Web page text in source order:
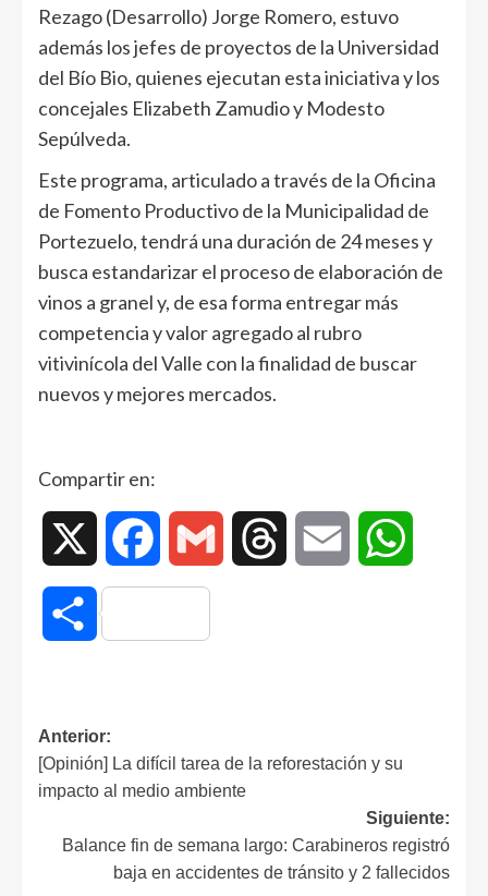
Rezago (Desarrollo) Jorge Romero, estuvo
además los jefes de proyectos de la Universidad
del Bío Bio, quienes ejecutan esta iniciativa y los
concejales Elizabeth Zamudio y Modesto
Sepúlveda.
Este programa, articulado a través de la Oficina
de Fomento Productivo de la Municipalidad de
Portezuelo, tendrá una duración de 24 meses y
busca estandarizar el proceso de elaboración de
vinos a granel y, de esa forma entregar más
competencia y valor agregado al rubro
vitivinícola del Valle con la finalidad de buscar
nuevos y mejores mercados.
Compartir en:
Facebook Gmail Threads Email
Compartir
Anterior:
[Opinión] La difícil tarea de la reforestación y su
impacto al medio ambiente
Siguiente:
Balance fin de semana largo: Carabineros registró
baja en accidentes de tránsito y 2 fallecidos